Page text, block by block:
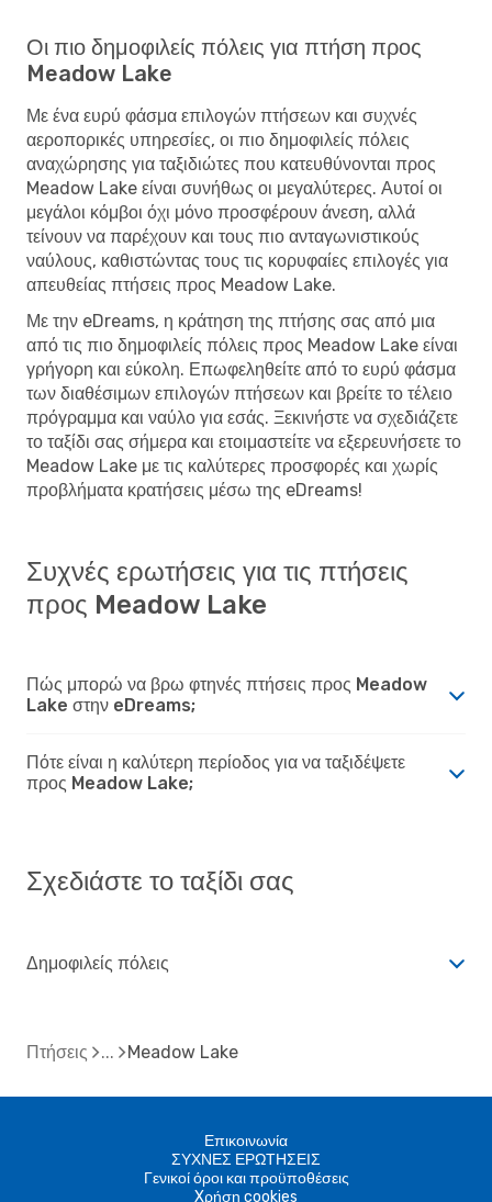
Οι πιο δημοφιλείς πόλεις για πτήση προς
Meadow Lake
Με ένα ευρύ φάσμα επιλογών πτήσεων και συχνές
αεροπορικές υπηρεσίες, οι πιο δημοφιλείς πόλεις
αναχώρησης για ταξιδιώτες που κατευθύνονται προς
Meadow Lake είναι συνήθως οι μεγαλύτερες. Αυτοί οι
μεγάλοι κόμβοι όχι μόνο προσφέρουν άνεση, αλλά
τείνουν να παρέχουν και τους πιο ανταγωνιστικούς
ναύλους, καθιστώντας τους τις κορυφαίες επιλογές για
απευθείας πτήσεις προς Meadow Lake.
Με την eDreams, η κράτηση της πτήσης σας από μια
από τις πιο δημοφιλείς πόλεις προς Meadow Lake είναι
γρήγορη και εύκολη. Επωφεληθείτε από το ευρύ φάσμα
των διαθέσιμων επιλογών πτήσεων και βρείτε το τέλειο
πρόγραμμα και ναύλο για εσάς. Ξεκινήστε να σχεδιάζετε
το ταξίδι σας σήμερα και ετοιμαστείτε να εξερευνήσετε το
Meadow Lake με τις καλύτερες προσφορές και χωρίς
προβλήματα κρατήσεις μέσω της eDreams!
Συχνές ερωτήσεις για τις πτήσεις
προς Meadow Lake
Πώς μπορώ να βρω φτηνές πτήσεις προς Meadow
Lake στην eDreams;
Πότε είναι η καλύτερη περίοδος για να ταξιδέψετε
προς Meadow Lake;
Σχεδιάστε το ταξίδι σας
Δημοφιλείς πόλεις
Πτήσεις Meadow Lake
Επικοινωνία
ΣΥΧΝΕΣ ΕΡΩΤΗΣΕΙΣ
Γενικοί όροι και προϋποθέσεις
Xρήση cookies